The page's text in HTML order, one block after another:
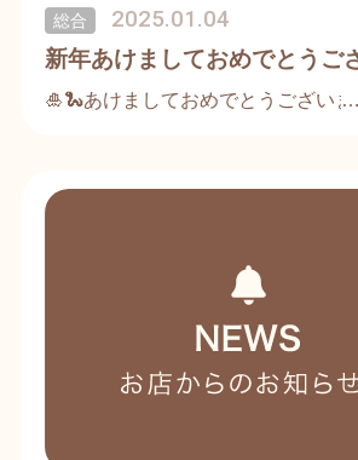
総合 2025.01.04
新年あけましておめでとうご
🎍🐍あけましておめでとうござい
予約の御電話090-3326-2527です✌️
https://www.facebook.com/share/
…